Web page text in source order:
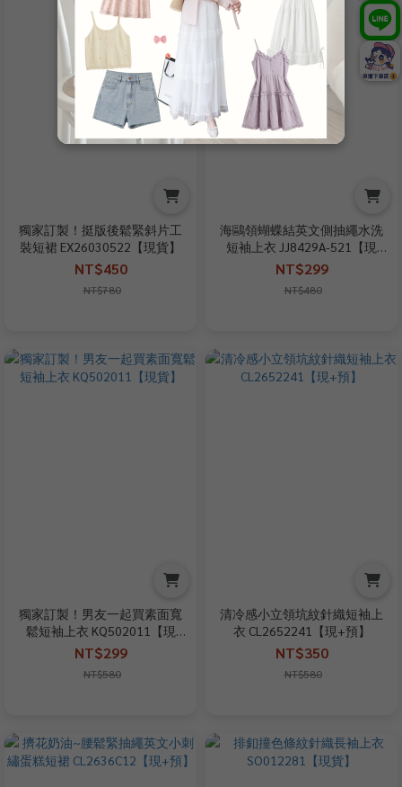
獨家訂製！挺版後鬆緊斜片工
裝短裙 EX26030522【現貨】
NT$450
NT$780
海鷗領蝴蝶結英文側抽繩水洗
短袖上衣 JJ8429A-521【現
貨】
NT$299
NT$480
獨家訂製！男友一起買素面寬
鬆短袖上衣 KQ502011【現
貨】
NT$299
NT$580
清冷感小立領坑紋針織短袖上
衣 CL2652241【現+預】
NT$350
NT$580